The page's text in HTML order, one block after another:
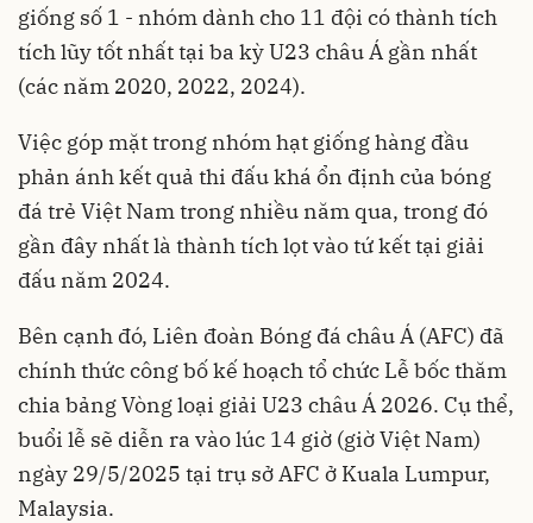
giống số 1 - nhóm dành cho 11 đội có thành tích
tích lũy tốt nhất tại ba kỳ U23 châu Á gần nhất
(các năm 2020, 2022, 2024).
Việc góp mặt trong nhóm hạt giống hàng đầu
phản ánh kết quả thi đấu khá ổn định của bóng
đá trẻ Việt Nam trong nhiều năm qua, trong đó
gần đây nhất là thành tích lọt vào tứ kết tại giải
đấu năm 2024.
Bên cạnh đó, Liên đoàn Bóng đá châu Á (AFC) đã
chính thức công bố kế hoạch tổ chức Lễ bốc thăm
chia bảng Vòng loại giải U23 châu Á 2026. Cụ thể,
buổi lễ sẽ diễn ra vào lúc 14 giờ (giờ Việt Nam)
ngày 29/5/2025 tại trụ sở AFC ở Kuala Lumpur,
Malaysia.